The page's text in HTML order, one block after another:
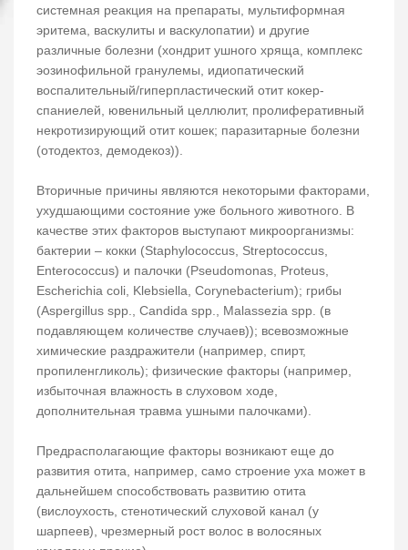
системная реакция на препараты, мультиформная
эритема, васкулиты и васкулопатии) и другие
различные болезни (хондрит ушного хряща, комплекс
эозинофильной гранулемы, идиопатический
воспалительный/гиперпластический отит кокер-
спаниелей, ювенильный целлюлит, пролиферативный
некротизирующий отит кошек; паразитарные болезни
(отодектоз, демодекоз)).
Вторичные причины являются некоторыми факторами,
ухудшающими состояние уже больного животного. В
качестве этих факторов выступают микроорганизмы:
бактерии – кокки (Staphylococcus, Streptococcus,
Enterococcus) и палочки (Pseudomonas, Proteus,
Escherichia coli, Klebsiella, Corynebacterium); грибы
(Aspergillus spp., Candida spp., Malassezia spp. (в
подавляющем количестве случаев)); всевозможные
химические раздражители (например, спирт,
пропиленгликоль); физические факторы (например,
избыточная влажность в слуховом ходе,
дополнительная травма ушными палочками).
Предрасполагающие факторы возникают еще до
развития отита, например, само строение уха может в
дальнейшем способствовать развитию отита
(вислоухость, стенотический слуховой канал (у
шарпеев), чрезмерный рост волос в волосяных